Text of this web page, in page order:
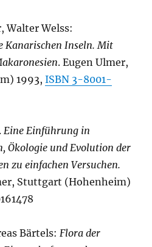
Walter Welss:
Kanarischen Inseln. Mit
. Eugen Ulmer,
1993,ISBN 3-8001-
. Eine Einführung in
Ökologie und Evolution der
zu einfachen Versuchen.
Stuttgart (Hohenheim)
Bärtels:Flora der